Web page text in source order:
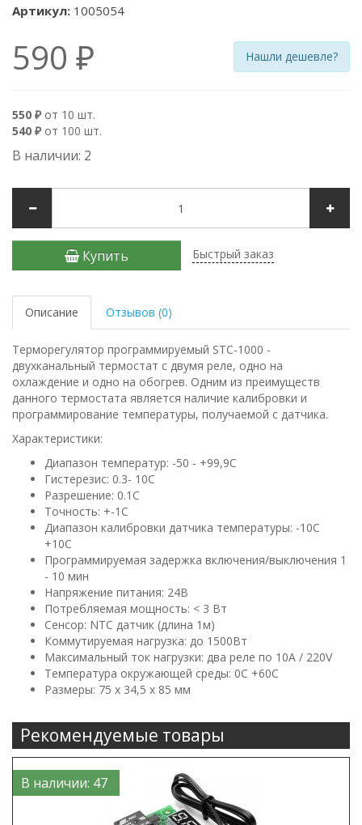
Артикул: 1005054
590 ₽ Нашли дешевле?
550 ₽ от 10 шт.
540 ₽ от 100 шт.
В наличии: 2
Купить Быстрый заказ
Описание Отзывов (0)
Терморегулятор программируемый STC-1000 -
двухканальный термостат с двумя реле, одно на
охлаждение и одно на обогрев. Одним из преимуществ
данного термостата является наличие калибровки и
программирование температуры, получаемой с датчика.
Характеристики:
Диапазон температур: -50 - +99,9C
Гистерезис: 0.3- 10C
Разрешение: 0.1C
Точность: +-1C
Диапазон калибровки датчика температуры: -10C
+10C
Программируемая задержка включения/выключения 1
- 10 мин
Напряжение питания: 24В
Потребляемая мощность: < 3 Вт
Сенсор: NTC датчик (длина 1м)
Коммутируемая нагрузка: до 1500Вт
Максимальный ток нагрузки: два реле по 10A / 220V
Температура окружающей среды: 0C +60C
Размеры: 75 x 34,5 x 85 мм
Рекомендуемые товары
В наличии: 47